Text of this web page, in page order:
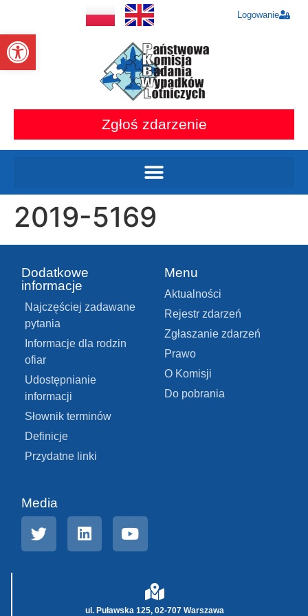
Otwórz pasek narzędzi
Logowanie
Zgłoś zdarzenie
2019-5169
Dodatkowe
informacje
Najczęściej zadawane
pytania
Informacje dla rodzin
ofiar
Udostępnianie
informacji
Słownik terminów
Definicje
Przydatne linki
Menu
Aktualności
Rejestr zdarzeń
Zgłaszanie zdarzeń
Prawo
O Komisji
Do pobrania
Media
ul. Puławska 125, 02-707 Warszawa